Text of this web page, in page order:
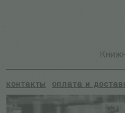
контакты оплата и